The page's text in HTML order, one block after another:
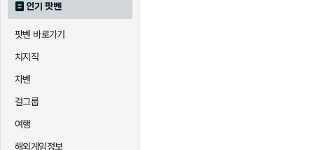
인기 팟벤
팟벤 바로가기
치지직
차벤
걸그룹
여행
해외게임정보